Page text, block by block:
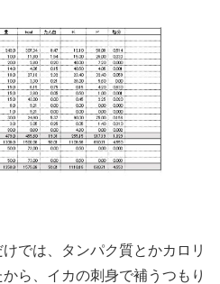
では、タンパク質とかカロリ
ら、イカの刺身で補うつもり